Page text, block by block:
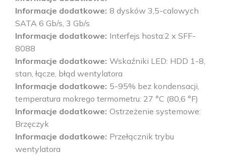
Informacje dodatkowe 8 dysków 3,5-calowych
SATA 6 Gb/s, 3 Gb/s
Informacje dodatkowe Interfejs hosta:2 x SFF-
8088
Informacje dodatkowe Wskaźniki LED: HDD 1-8,
stan, łącze, błąd wentylatora
Informacje dodatkowe 5-95% bez kondensacji,
temperatura mokrego termometru: 27 °C (80,6 °F)
Informacje dodatkowe Ostrzeżenie systemowe:
Brzęczyk
Informacje dodatkowe Przełącznik trybu
wentylatora